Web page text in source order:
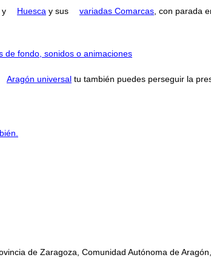
y Huesca y sus variadas Comarcas , con parada
de fondo, sonidos o animaciones
Aragón universal tu también puedes perseguir la
de Zaragoza, Comunidad Autónoma de